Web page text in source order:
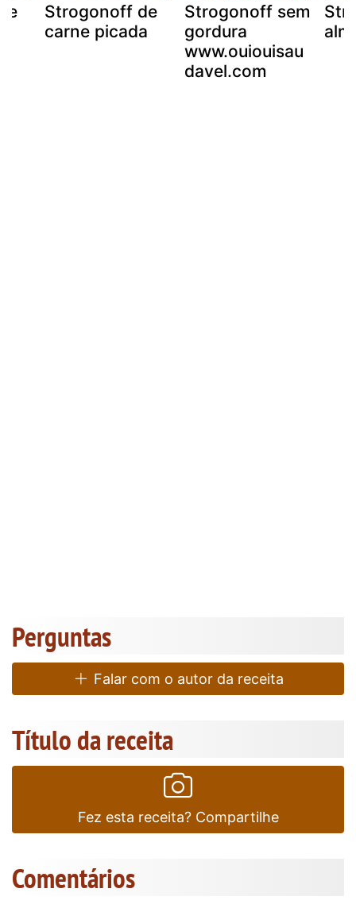
Strogonoff de
carne picada
Strogonoff sem
gordura
www.ouiouisau
davel.com
Perguntas
Falar com o autor da receita
Título da receita
Fez esta receita? Compartilhe
Comentários